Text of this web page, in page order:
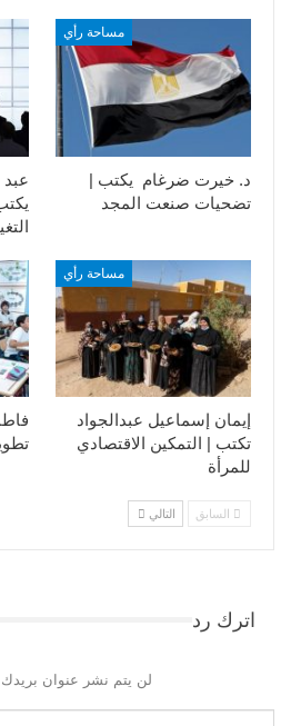
مساحة رأي
د. خيرت ضرغام يكتب |
تضحيات صنعت المجد
مساحة رأي
إيمان إسماعيل عبدالجواد
تكتب | التمكين الاقتصادي
للمرأة
السابق التالي
اترك رد
لن يتم نشر عنوان بريدك